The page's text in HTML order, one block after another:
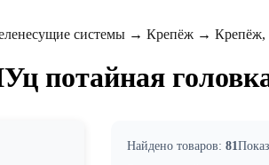
системы → Крепёж → Крепёж,
потайная
Найдено товаров: 81